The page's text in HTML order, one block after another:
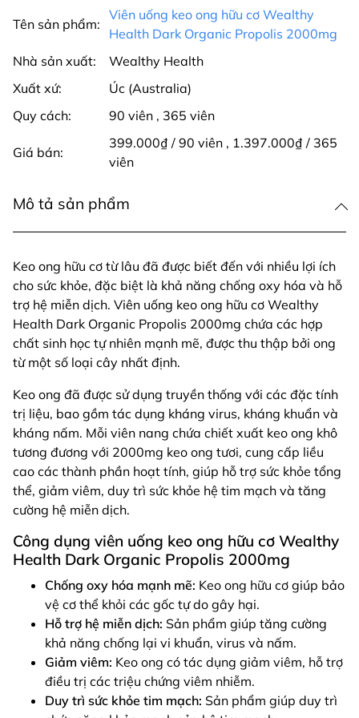
Tên sản phẩm:
Viên uống keo ong hữu cơ Wealthy
Health Dark Organic Propolis 2000mg
Nhà sản xuất:
Wealthy Health
Xuất xứ:
Úc (Australia)
Quy cách:
90 viên , 365 viên
Giá bán:
399.000₫ / 90 viên , 1.397.000₫ / 365
viên
Mô tả sản phẩm
Keo ong hữu cơ từ lâu đã được biết đến với nhiều lợi ích
cho sức khỏe, đặc biệt là khả năng chống oxy hóa và hỗ
trợ hệ miễn dịch. Viên uống keo ong hữu cơ Wealthy
Health Dark Organic Propolis 2000mg chứa các hợp
chất sinh học tự nhiên mạnh mẽ, được thu thập bởi ong
từ một số loại cây nhất định.
Keo ong đã được sử dụng truyền thống với các đặc tính
trị liệu, bao gồm tác dụng kháng virus, kháng khuẩn và
kháng nấm. Mỗi viên nang chứa chiết xuất keo ong khô
tương đương với 2000mg keo ong tươi, cung cấp liều
cao các thành phần hoạt tính, giúp hỗ trợ sức khỏe tổng
thể, giảm viêm, duy trì sức khỏe hệ tim mạch và tăng
cường hệ miễn dịch.
Công dụng viên uống keo ong hữu cơ Wealthy
Health Dark Organic Propolis 2000mg
Chống oxy hóa mạnh mẽ: Keo ong hữu cơ giúp bảo
vệ cơ thể khỏi các gốc tự do gây hại.
Hỗ trợ hệ miễn dịch: Sản phẩm giúp tăng cường
khả năng chống lại vi khuẩn, virus và nấm.
Giảm viêm: Keo ong có tác dụng giảm viêm, hỗ trợ
điều trị các triệu chứng viêm nhiễm.
Duy trì sức khỏe tim mạch: Sản phẩm giúp duy trì